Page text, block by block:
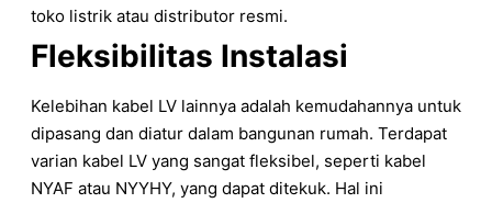
toko listrik atau distributor resmi.
Fleksibilitas Instalasi
Kelebihan kabel LV lainnya adalah kemudahannya untuk
dipasang dan diatur dalam bangunan rumah. Terdapat
varian kabel LV yang sangat fleksibel, seperti kabel
NYAF atau NYYHY, yang dapat ditekuk. Hal ini